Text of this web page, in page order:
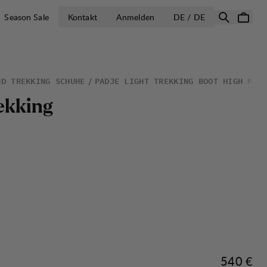
Season Sale Kontakt Anmelden DE / DELAND
TREKKING SCHUHE PADJE LIGHT TREKKING BOOT HIGH M
kking
Preis:
540 €